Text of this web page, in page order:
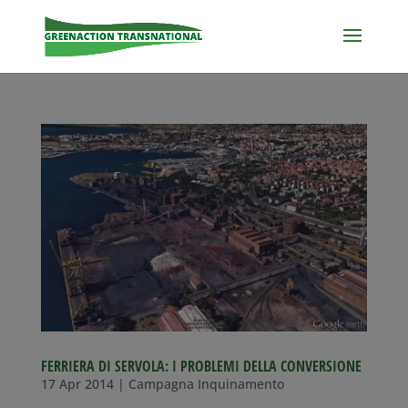
FERRIERA DI SERVOLA: I PROBLEMI DELLA CONVERSIONE
17 Apr 2014| Campagna Inquinamento